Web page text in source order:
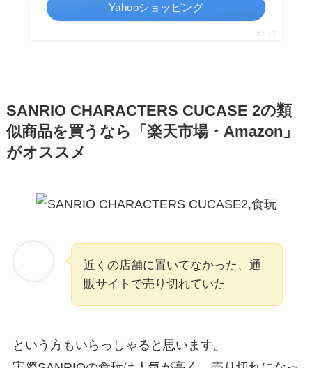
Yahooショッピング
ポチップ
SANRIO CHARACTERS CUCASE 2の類
似商品を買うなら「楽天市場・Amazon」
がオススメ
近くの店舗に置いてなかった、通
販サイトで売り切れていた
という方もいらっしゃると思います。